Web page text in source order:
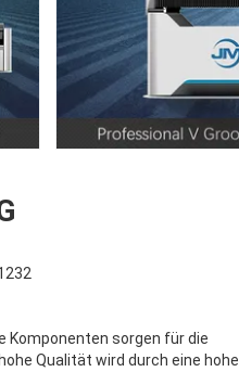
Komponenten sorgen für die
Qualität wird durch eine hohe